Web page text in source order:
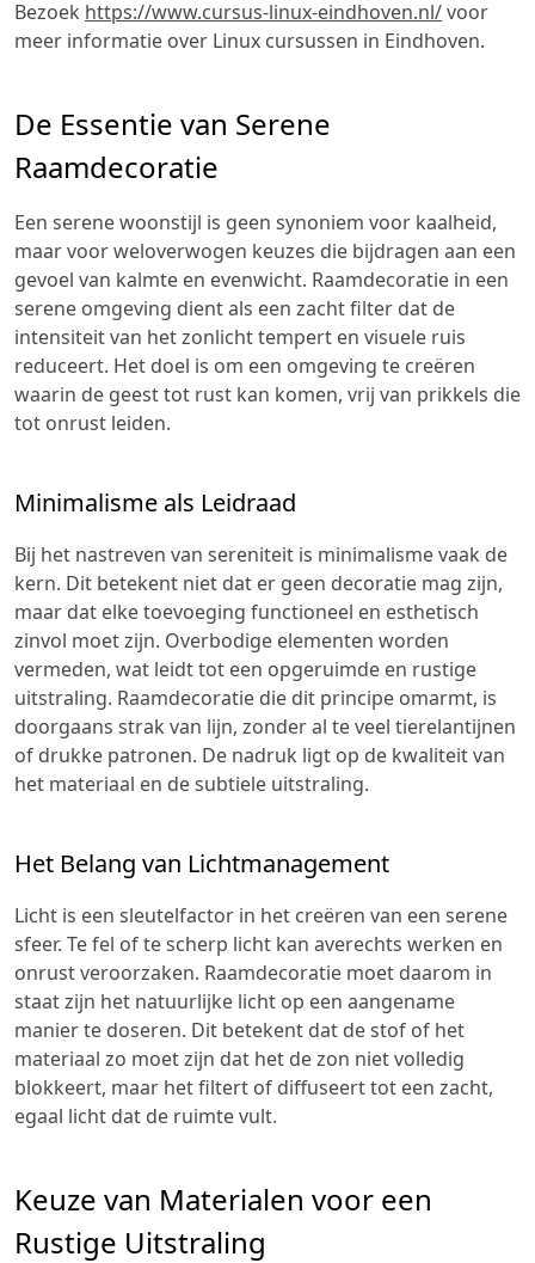
Bezoek https://www.cursus-linux-eindhoven.nl/voor
meer informatie over Linux cursussen in Eindhoven.
De Essentie van Serene
Raamdecoratie
Een serene woonstijl is geen synoniem voor kaalheid,
maar voor weloverwogen keuzes die bijdragen aan een
gevoel van kalmte en evenwicht. Raamdecoratie in een
serene omgeving dient als een zacht filter dat de
intensiteit van het zonlicht tempert en visuele ruis
reduceert. Het doel is om een omgeving te creëren
waarin de geest tot rust kan komen, vrij van prikkels die
tot onrust leiden.
Minimalisme als Leidraad
Bij het nastreven van sereniteit is minimalisme vaak de
kern. Dit betekent niet dat er geen decoratie mag zijn,
maar dat elke toevoeging functioneel en esthetisch
zinvol moet zijn. Overbodige elementen worden
vermeden, wat leidt tot een opgeruimde en rustige
uitstraling. Raamdecoratie die dit principe omarmt, is
doorgaans strak van lijn, zonder al te veel tierelantijnen
of drukke patronen. De nadruk ligt op de kwaliteit van
het materiaal en de subtiele uitstraling.
Het Belang van Lichtmanagement
Licht is een sleutelfactor in het creëren van een serene
sfeer. Te fel of te scherp licht kan averechts werken en
onrust veroorzaken. Raamdecoratie moet daarom in
staat zijn het natuurlijke licht op een aangename
manier te doseren. Dit betekent dat de stof of het
materiaal zo moet zijn dat het de zon niet volledig
blokkeert, maar het filtert of diffuseert tot een zacht,
egaal licht dat de ruimte vult.
Keuze van Materialen voor een
Rustige Uitstraling